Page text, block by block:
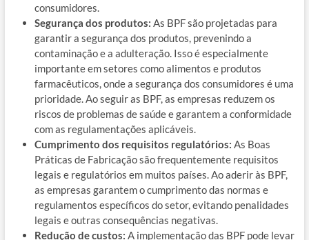
consumidores.
Segurança dos produtos: As BPF são projetadas para
garantir a segurança dos produtos, prevenindo a
contaminação e a adulteração. Isso é especialmente
importante em setores como alimentos e produtos
farmacêuticos, onde a segurança dos consumidores é uma
prioridade. Ao seguir as BPF, as empresas reduzem os
riscos de problemas de saúde e garantem a conformidade
com as regulamentações aplicáveis.
Cumprimento dos requisitos regulatórios: As Boas
Práticas de Fabricação são frequentemente requisitos
legais e regulatórios em muitos países. Ao aderir às BPF,
as empresas garantem o cumprimento das normas e
regulamentos específicos do setor, evitando penalidades
legais e outras consequências negativas.
Redução de custos: A implementação das BPF pode levar